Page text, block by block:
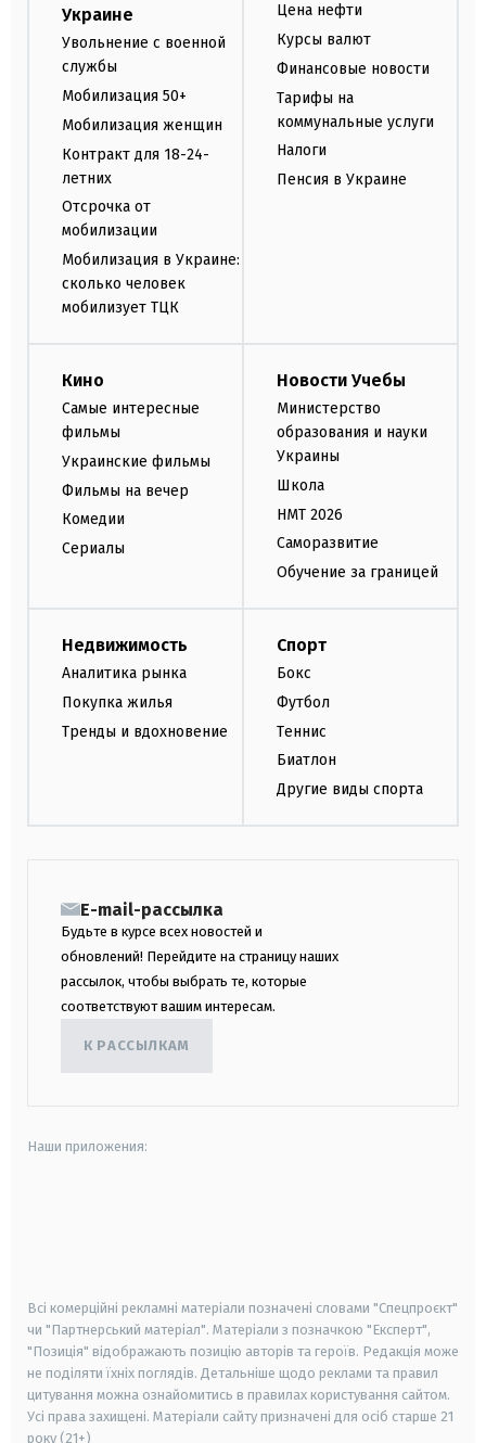
Украине
Увольнение с военной
службы
Мобилизация 50+
Мобилизация женщин
Контракт для 18-24-
летних
Отсрочка от
мобилизации
Мобилизация в Украине:
сколько человек
мобилизует ТЦК
Цена нефти
Курсы валют
Финансовые новости
Тарифы на
коммунальные услуги
Налоги
Пенсия в Украине
Кино
Самые интересные
фильмы
Украинские фильмы
Фильмы на вечер
Комедии
Сериалы
Новости Учебы
Министерство
образования и науки
Украины
Школа
НМТ 2026
Саморазвитие
Обучение за границей
Недвижимость
Аналитика рынка
Покупка жилья
Тренды и вдохновение
Спорт
Бокс
Футбол
Теннис
Биатлон
Другие виды спорта
E-mail-рассылка
Будьте в курсе всех новостей и
обновлений! Перейдите на страницу наших
рассылок, чтобы выбрать те, которые
соответствуют вашим интересам.
К РАССЫЛКАМ
Наши приложения:
Всі комерційні рекламні матеріали позначені словами "Спецпроєкт"
чи "Партнерський матеріал". Матеріали з позначкою "Експерт",
"Позиція" відображають позицію авторів та героїв. Редакція може
не поділяти їхніх поглядів. Детальніше щодо реклами та правил
цитування можна ознайомитись в правилах користування сайтом.
Усі права захищені. Матеріали сайту призначені для осіб старше 21
року (21+)